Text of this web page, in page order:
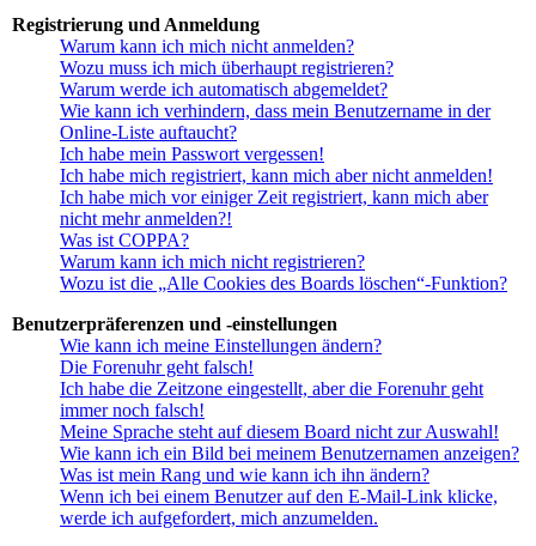
Registrierung und Anmeldung
Warum kann ich mich nicht anmelden?
Wozu muss ich mich überhaupt registrieren?
Warum werde ich automatisch abgemeldet?
Wie kann ich verhindern, dass mein Benutzername in der
Online-Liste auftaucht?
Ich habe mein Passwort vergessen!
Ich habe mich registriert, kann mich aber nicht anmelden!
Ich habe mich vor einiger Zeit registriert, kann mich aber
nicht mehr anmelden?!
Was ist COPPA?
Warum kann ich mich nicht registrieren?
Wozu ist die „Alle Cookies des Boards löschen“-Funktion?
Benutzerpräferenzen und -einstellungen
Wie kann ich meine Einstellungen ändern?
Die Forenuhr geht falsch!
Ich habe die Zeitzone eingestellt, aber die Forenuhr geht
immer noch falsch!
Meine Sprache steht auf diesem Board nicht zur Auswahl!
Wie kann ich ein Bild bei meinem Benutzernamen anzeigen?
Was ist mein Rang und wie kann ich ihn ändern?
Wenn ich bei einem Benutzer auf den E-Mail-Link klicke,
werde ich aufgefordert, mich anzumelden.